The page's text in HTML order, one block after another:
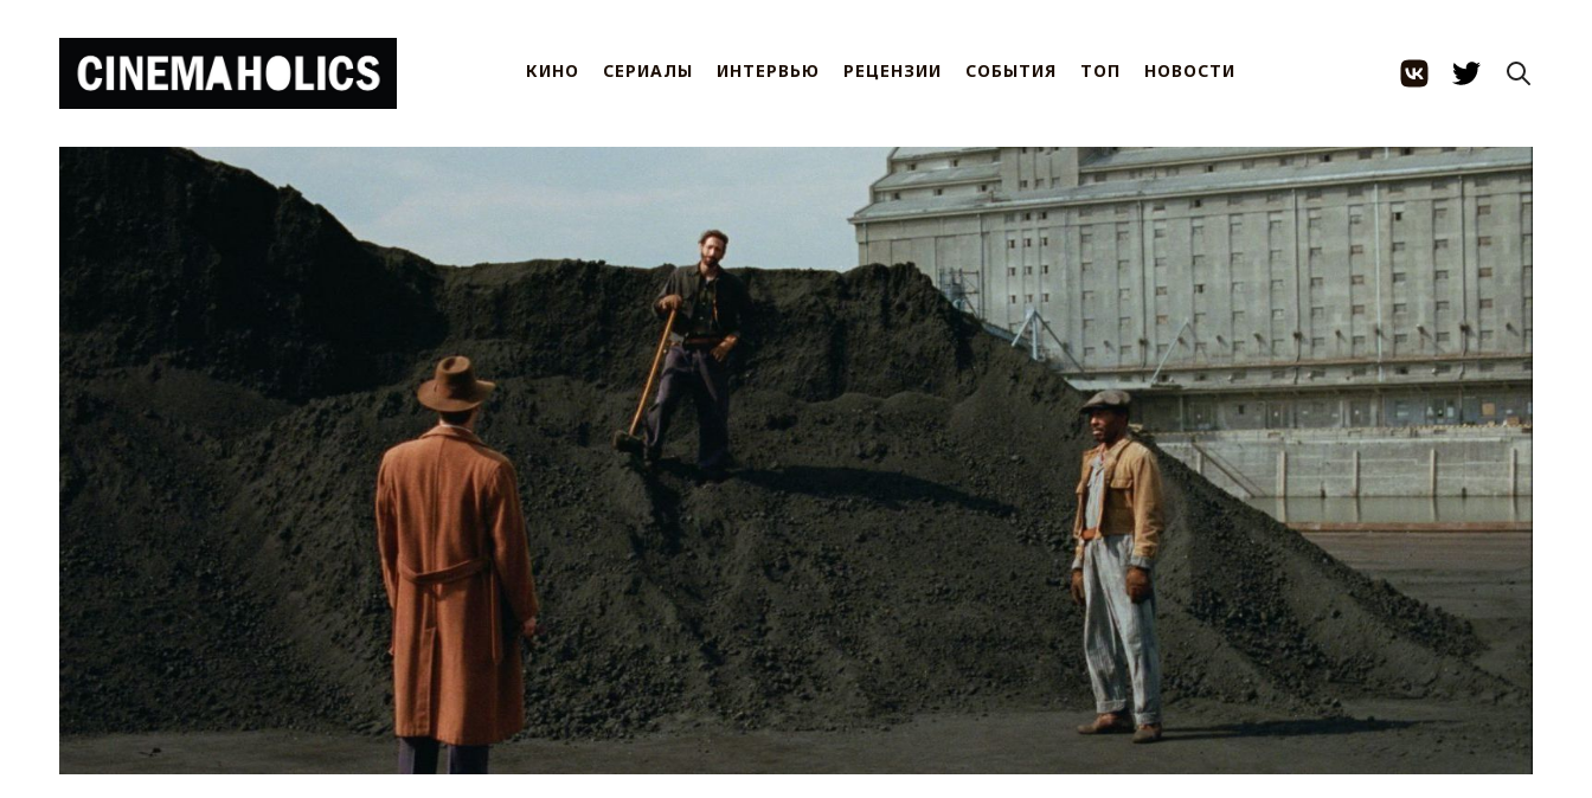
КИНО СЕРИАЛЫ ИНТЕРВЬЮ РЕЦЕНЗИИ СОБЫТИЯ ТОП НОВОСТИ
Крис Эванс
снимется у